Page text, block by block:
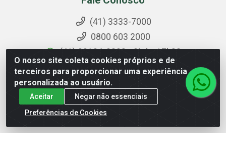
O nosso site coleta cookies próprios e de
terceiros para proporcionar uma experiência
personalizada ao usuário.
Aceitar
Negar não essenciais
Preferências de Cookies
Fale Conosco
(41) 3333-7000
(41) 99194-9293 - 9h às 17h30
pedidos@cegemed.com.br
@cegemed
Formas de Pagamento
Boleto bancário e Depósito em CC.